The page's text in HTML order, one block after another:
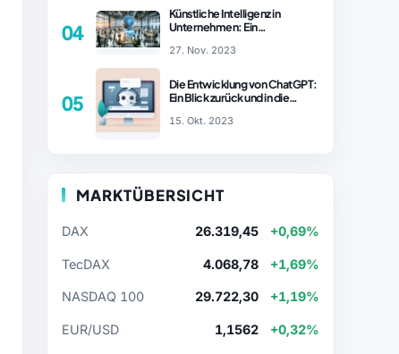
04
Künstliche Intelligenz in
Unternehmen: Ein
27. Nov. 2023
05
Die Entwicklung von ChatGPT:
Ein Blick zurück und in die
15. Okt. 2023
MARKTÜBERSICHT
DAX 26.319,45 +0,69%
TecDAX 4.068,78 +1,69%
NASDAQ 100 29.722,30 +1,19%
EUR/USD 1,1562 +0,32%